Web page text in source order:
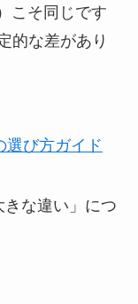
こそ同じです
的な差があり
選び方ガイド
な違い」につ